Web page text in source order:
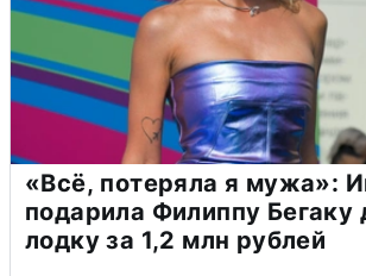
«Всё, потеряла я мужа»:
подарила Филиппу
лодку за 1,2 млн рублей